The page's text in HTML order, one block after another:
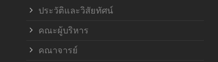
ประวัติและวิสัยทัศน์
คณะผู้บริหาร
คณาจารย์